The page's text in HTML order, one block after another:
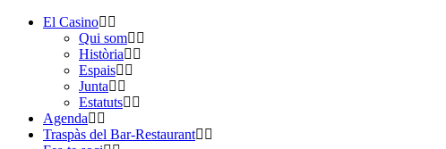
El Casino
Qui som
Història
Espais
Junta
Estatuts
Agenda
Traspàs del Bar-Restaurant